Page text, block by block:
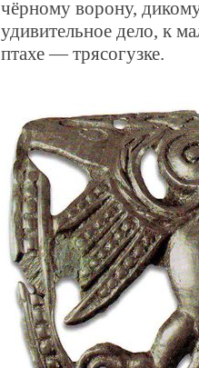
чёрному ворону,
удивительное дело, к
птахе — трясогузке.